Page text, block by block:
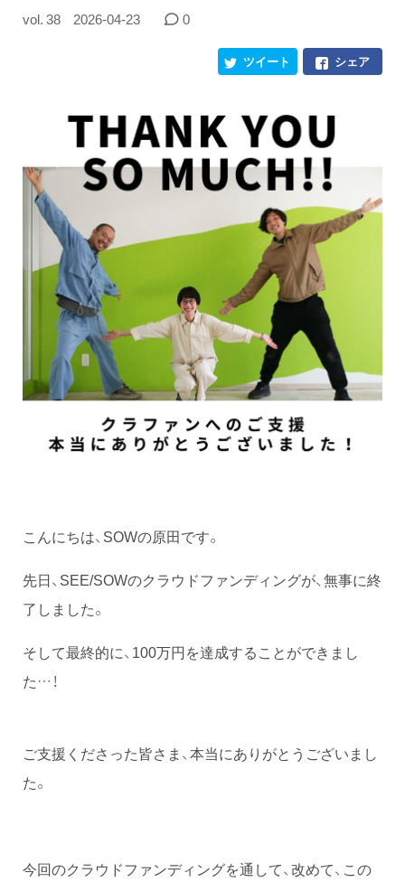
vol. 38 2026-04-23 0
シェア
ツイート
こんにちは、SOWの原田です。
先日、SEE/SOWのクラウドファンディングが、無事に終
了しました。
そして最終的に、100万円を達成することができまし
た…！
ご支援くださった皆さま、本当にありがとうございまし
た。
今回のクラウドファンディングを通して、改めて、この